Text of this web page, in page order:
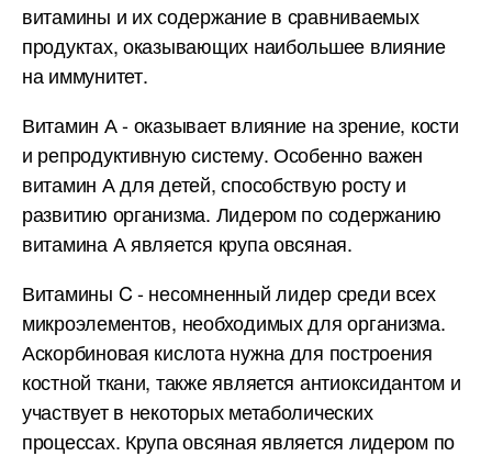
витамины и их содержание в сравниваемых
продуктах, оказывающих наибольшее влияние
на иммунитет.
Витамин А - оказывает влияние на зрение, кости
и репродуктивную систему. Особенно важен
витамин А для детей, способствую росту и
развитию организма. Лидером по содержанию
витамина А является крупа овсяная.
Витамины C - несомненный лидер среди всех
микроэлементов, необходимых для организма.
Аскорбиновая кислота нужна для построения
костной ткани, также является антиоксидантом и
участвует в некоторых метаболических
процессах. Крупа овсяная является лидером по